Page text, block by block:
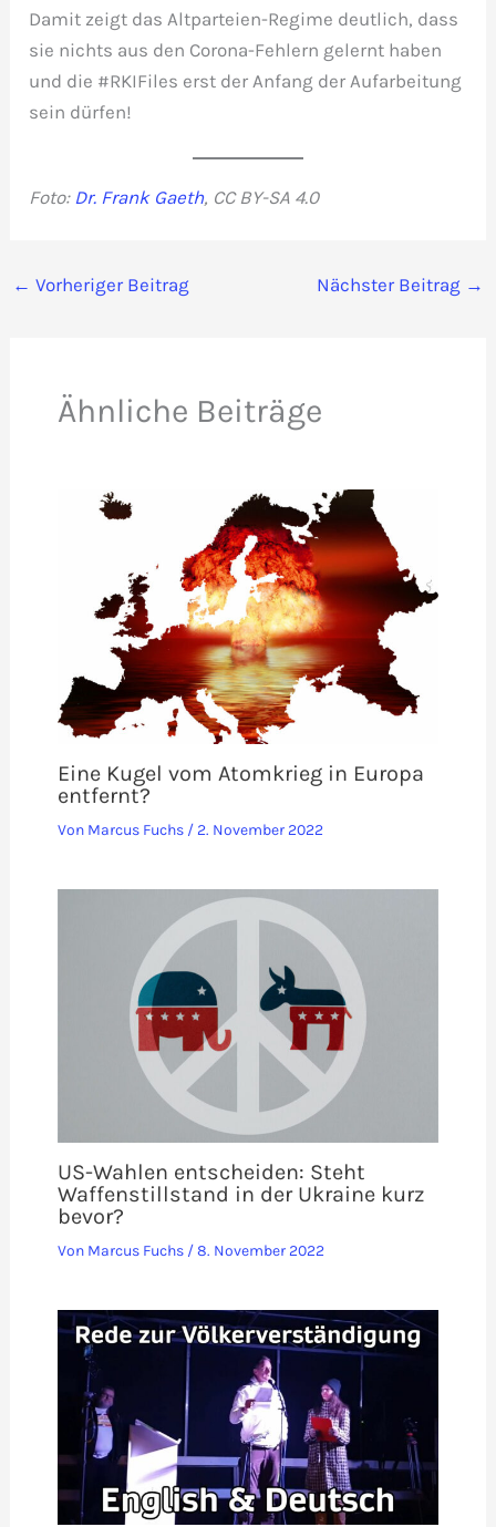
Damit zeigt das Altparteien-Regime deutlich, dass
sie nichts aus den Corona-Fehlern gelernt haben
und die #RKIFiles erst der Anfang der Aufarbeitung
sein dürfen!
Foto: Dr. Frank Gaeth, CC BY-SA 4.0
← Vorheriger Beitrag Nächster Beitrag →
Ähnliche Beiträge
Eine Kugel vom Atomkrieg in Europa
entfernt?
Von Marcus Fuchs / 2. November 2022
US-Wahlen entscheiden: Steht
Waffenstillstand in der Ukraine kurz
bevor?
Von Marcus Fuchs /8. November 2022